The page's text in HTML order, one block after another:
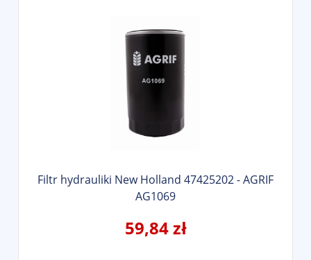
Filtr hydrauliki New Holland 47425202 - AGRIF
AG1069
59,84 zł